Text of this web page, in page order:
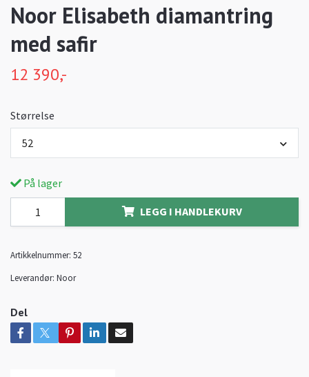
Noor Elisabeth diamantring
med safir
12 390,-
Størrelse
52
På lager
LEGG I HANDLEKURV
Artikkelnummer: 52
Leverandør: Noor
Del